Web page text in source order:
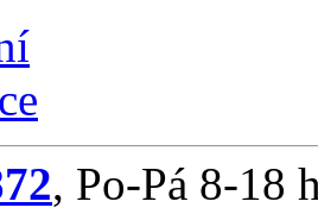
, Po-Pá 8-18